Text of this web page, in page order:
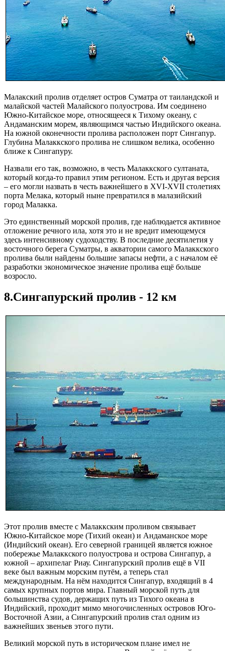
Малакский пролив отделяет остров Суматра от таиландской и
малайской частей Малайского полуострова. Им соединено
Южно-Китайское море, относящееся к Тихому океану, с
Андаманским морем, являющимся частью Индийского океана.
На южной оконечности пролива расположен порт Сингапур.
Глубина Малаккского пролива не слишком велика, особенно
ближе к Сингапуру.
Назвали его так, возможно, в честь Малаккского султаната,
который когда-то правил этим регионом. Есть и другая версия
– его могли назвать в честь важнейшего в XVI-XVII столетиях
порта Мелака, который ныне превратился в малазийский
город Малакка.
Это единственный морской пролив, где наблюдается активное
отложение речного ила, хотя это и не вредит имеющемуся
здесь интенсивному судоходству. В последние десятилетия у
восточного берега Суматры, в акватории самого Малаккского
пролива были найдены большие запасы нефти, а с началом её
разработки экономическое значение пролива ещё больше
возросло.
8.Сингапурский пролив - 12 км
Этот пролив вместе с Малаккским проливом связывает
Южно-Китайское море (Тихий океан) и Андаманское море
(Индийский океан). Его северной границей является южное
побережье Малаккского полуострова и острова Сингапур, а
южной – архипелаг Риау. Сингапурский пролив ещё в VII
веке был важным морским путём, а теперь стал
международным. На нём находится Сингапур, входящий в 4
самых крупных портов мира. Главный морской путь для
большинства судов, держащих путь из Тихого океана в
Индийский, проходит мимо многочисленных островов Юго-
Восточной Азии, а Сингапурский пролив стал одним из
важнейших звеньев этого пути.
Великий морской путь в историческом плане имел не